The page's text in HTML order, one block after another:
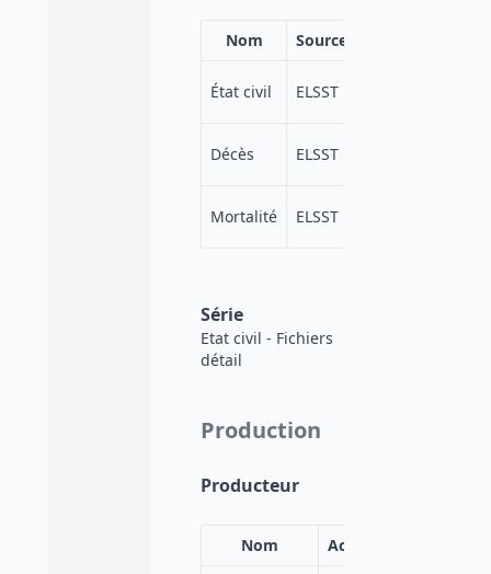
Nom Source
État civil ELSST
Décès ELSST
Mortalité ELSST
Série
Etat civil - Fichiers
détail
Production
Producteur
Nom
Acronyme